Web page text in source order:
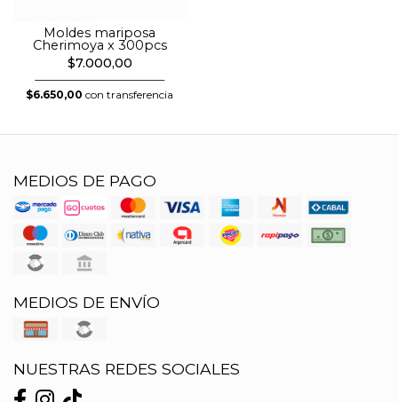
Moldes mariposa
Cherimoya x 300pcs
$7.000,00
$6.650,00 con transferencia
MEDIOS DE PAGO
MEDIOS DE ENVÍO
NUESTRAS REDES SOCIALES